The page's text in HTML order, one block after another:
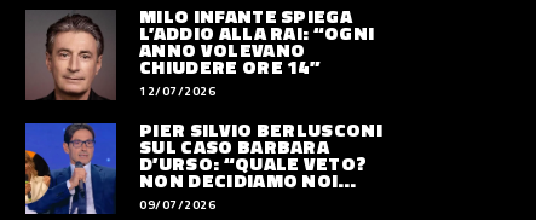
MILO INFANTE SPIEGA
L’ADDIO ALLA RAI: “OGNI
ANNO VOLEVANO
CHIUDERE ORE 14”
12/07/2026
PIER SILVIO BERLUSCONI
SUL CASO BARBARA
D’URSO: “QUALE VETO?
NON DECIDIAMO NOI
DOVE LAVORERÀ”
09/07/2026